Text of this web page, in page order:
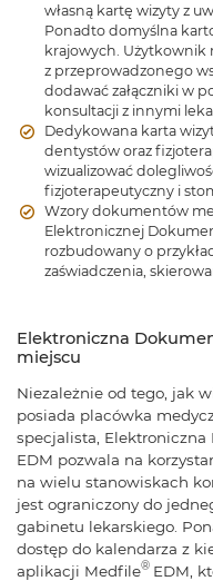
własną kartę wizyty z
Ponadto domyślna
krajowych. Użytkownik
z przeprowadzonego
dodawać załączniki w
konsultacji z innymi
Dedykowana karta
dentystów oraz
wizualizować
fizjoterapeutyczny i
Wzory dokumentów
Elektronicznej
rozbudowany o
zaświadczenia,
Elektroniczna
miejscu
Niezależnie od tego, jak
posiada placówka
specjalista,
EDM pozwala na
na wielu stanowiskach
jest ograniczony do
gabinetu lekarskiego.
dostęp do kalendarza z
aplikacji Medfile® EDM,